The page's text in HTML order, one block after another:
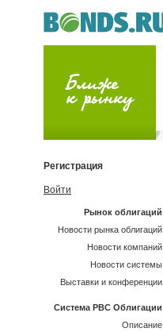
Регистрация
Войти
Рынок облигаций
Новости рынка облигаций
Новости компаний
Новости системы
Выставки и конференции
Система РВС Облигации
Описание